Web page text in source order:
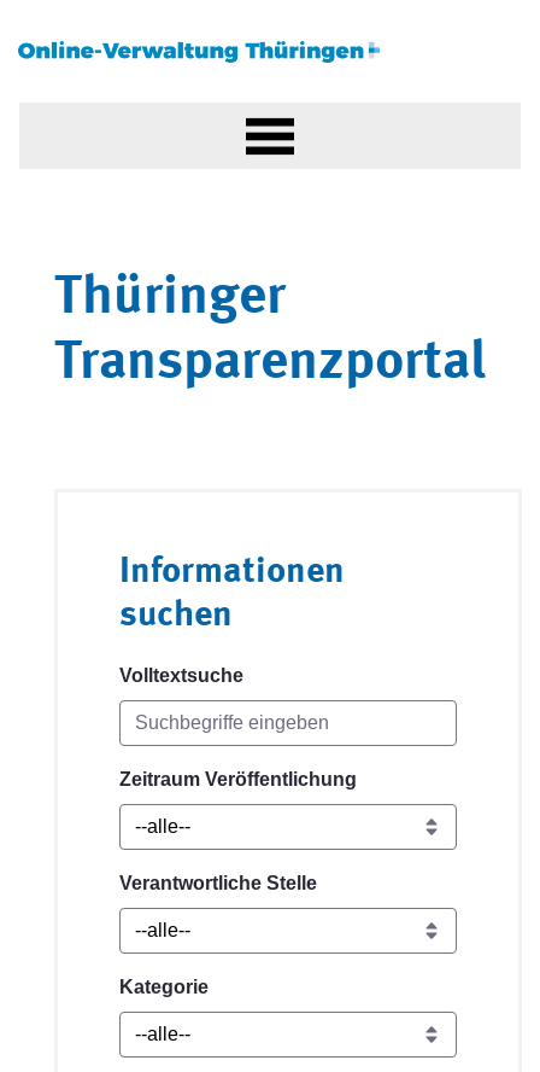
Thüringer
Transparenzportal
Informationen
suchen
Volltextsuche
Zeitraum Veröffentlichung
Verantwortliche Stelle
Kategorie